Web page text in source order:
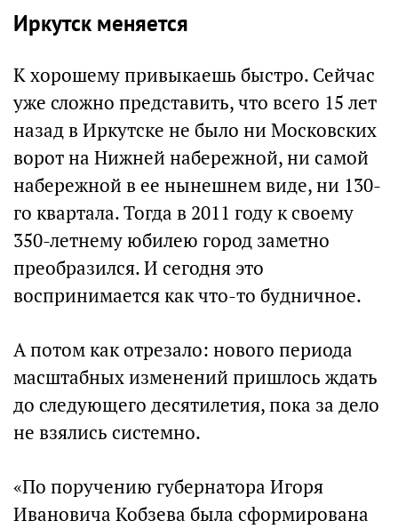
Иркутск меняется
К хорошему привыкаешь быстро. Сейчас
уже сложно представить, что всего 15 лет
назад в Иркутске не было ни Московских
ворот на Нижней набережной, ни самой
набережной в ее нынешнем виде, ни 130-
го квартала. Тогда в 2011 году к своему
350-летнему юбилею город заметно
преобразился. И сегодня это
воспринимается как что-то будничное.
А потом как отрезало: нового периода
масштабных изменений пришлось ждать
до следующего десятилетия, пока за дело
не взялись системно.
«По поручению губернатора Игоря
Ивановича Кобзева была сформирована